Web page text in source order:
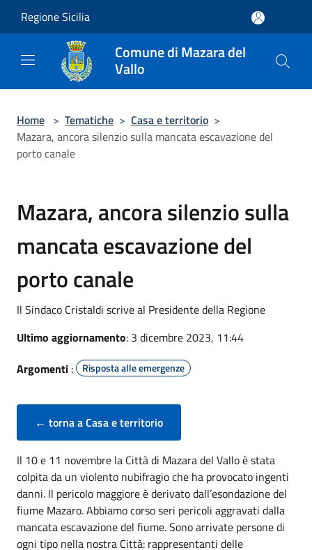
Regione Sicilia
Comune di Mazara del
Vallo
Home > Tematiche > Casa e territorio >
Mazara, ancora silenzio sulla mancata escavazione del
porto canale
Mazara, ancora silenzio sulla
mancata escavazione del
porto canale
Il Sindaco Cristaldi scrive al Presidente della Regione
Ultimo aggiornamento: 3 dicembre 2023, 11:44
Argomenti : Risposta alle emergenze
← torna a Casa e territorio
Il 10 e 11 novembre la Città di Mazara del Vallo è stata
colpita da un violento nubifragio che ha provocato ingenti
danni. Il pericolo maggiore è derivato dall’esondazione del
fiume Mazaro. Abbiamo corso seri pericoli aggravati dalla
mancata escavazione del fiume. Sono arrivate persone di
ogni tipo nella nostra Città: rappresentanti delle